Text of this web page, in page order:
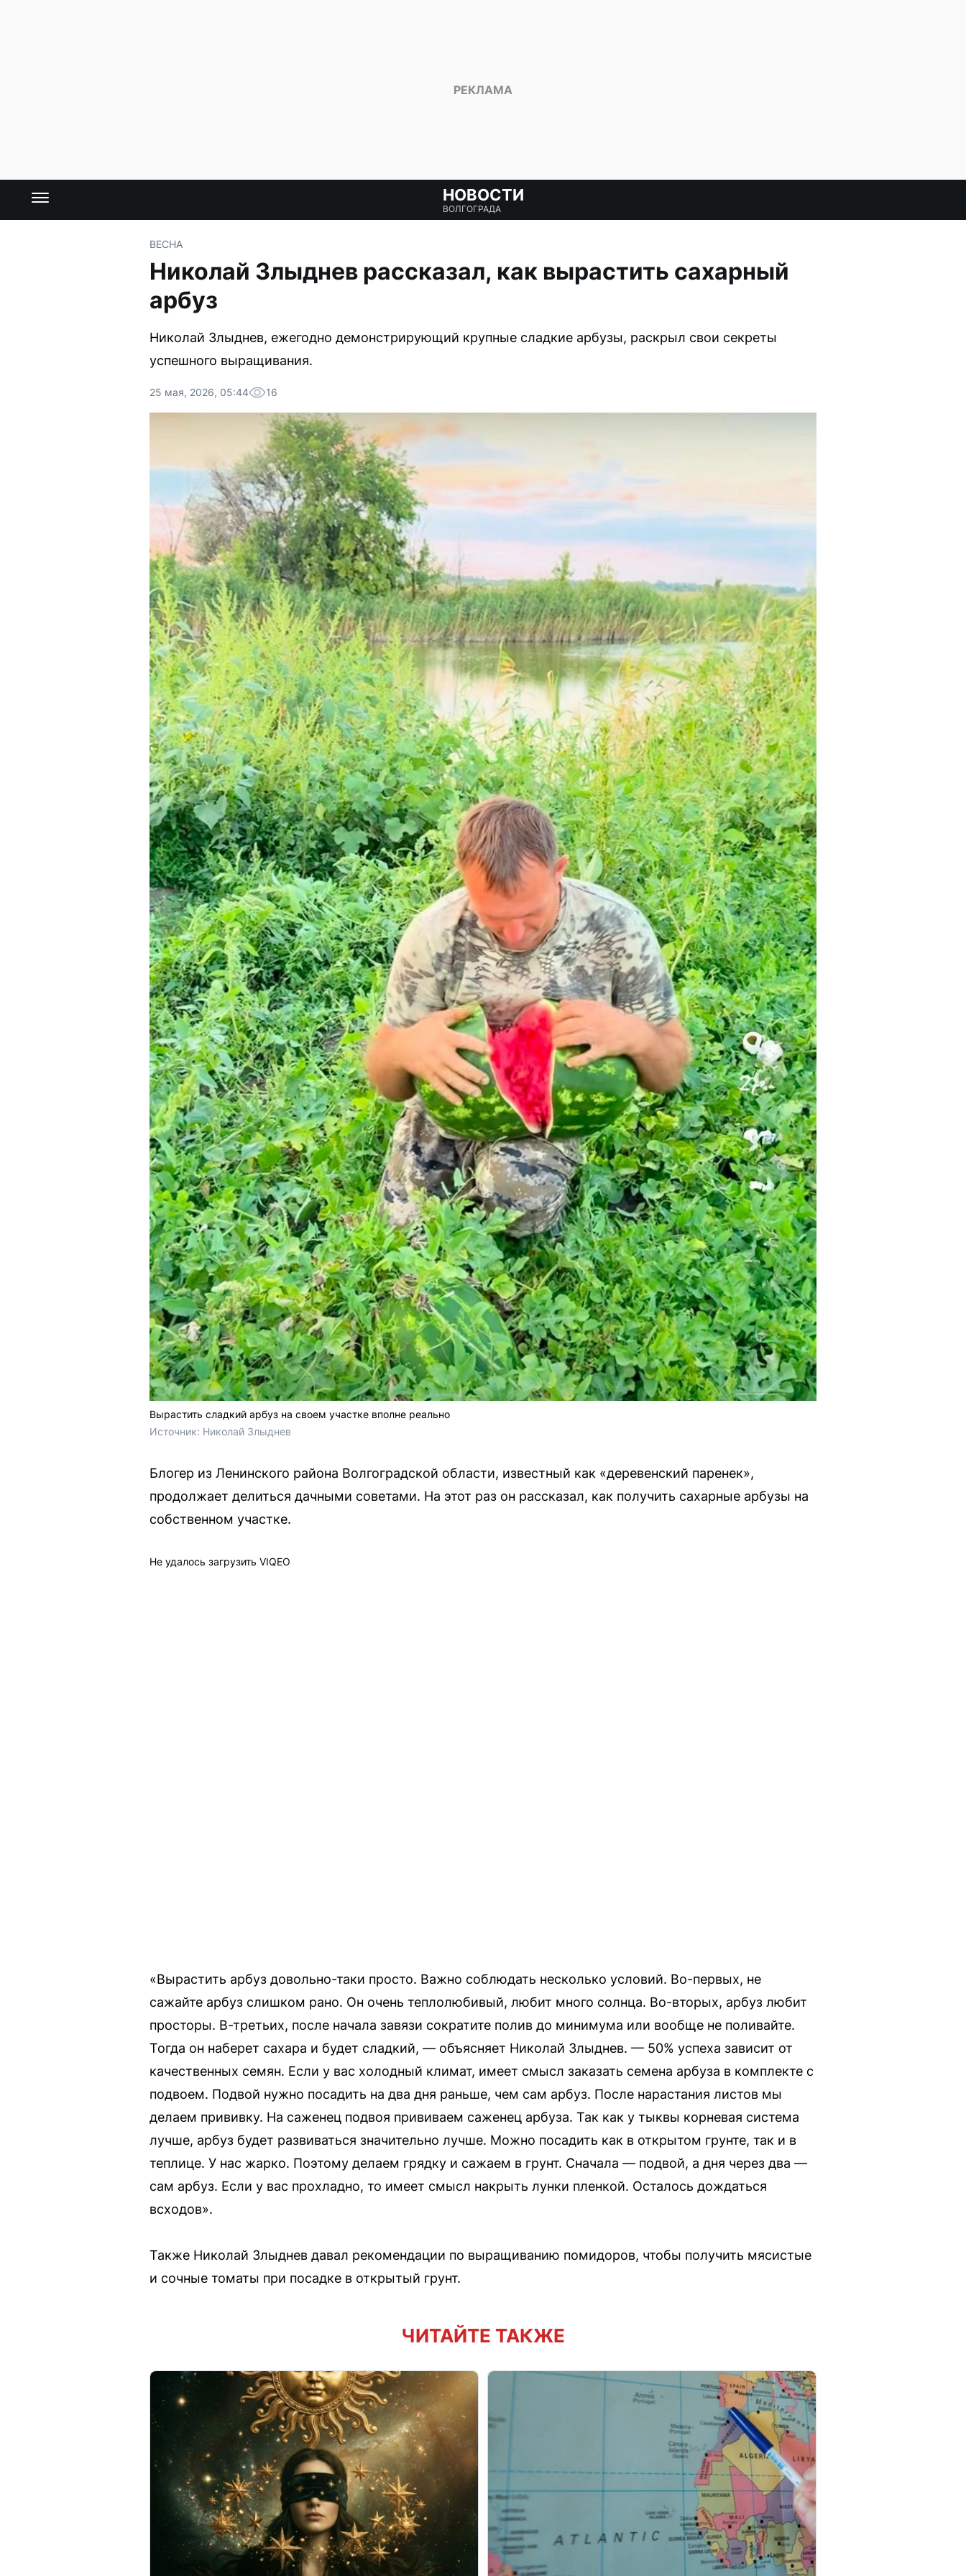
НОВОСТИ
ВОЛГОГРАДА
ВЕСНА
Николай Злыднев рассказал, как вырастить сахарный
арбуз
Николай Злыднев, ежегодно демонстрирующий крупные сладкие арбузы, раскрыл свои секреты
успешного выращивания.
25 мая, 2026, 05:44 16
Вырастить сладкий арбуз на своем участке вполне реально
Источник: Николай Злыднев
Блогер из Ленинского района Волгоградской области, известный как «деревенский паренек»,
продолжает делиться дачными советами. На этот раз он рассказал, как получить сахарные арбузы на
собственном участке.
Не удалось загрузить VIQEO
«Вырастить арбуз довольно-таки просто. Важно соблюдать несколько условий. Во-первых, не
сажайте арбуз слишком рано. Он очень теплолюбивый, любит много солнца. Во-вторых, арбуз любит
просторы. В-третьих, после начала завязи сократите полив до минимума или вообще не поливайте.
Тогда он наберет сахара и будет сладкий, — объясняет Николай Злыднев. — 50% успеха зависит от
качественных семян. Если у вас холодный климат, имеет смысл заказать семена арбуза в комплекте с
подвоем. Подвой нужно посадить на два дня раньше, чем сам арбуз. После нарастания листов мы
делаем прививку. На саженец подвоя прививаем саженец арбуза. Так как у тыквы корневая система
лучше, арбуз будет развиваться значительно лучше. Можно посадить как в открытом грунте, так и в
теплице. У нас жарко. Поэтому делаем грядку и сажаем в грунт. Сначала — подвой, а дня через два —
сам арбуз. Если у вас прохладно, то имеет смысл накрыть лунки пленкой. Осталось дождаться
всходов».
Также Николай Злыднев давал рекомендации по выращиванию помидоров, чтобы получить мясистые
и сочные томаты при посадке в открытый грунт.
ЧИТАЙТЕ ТАКЖЕ